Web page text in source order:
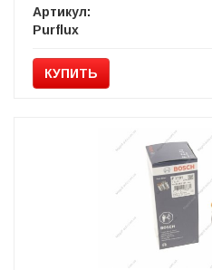
Артикул:
Purflux
КУПИТЬ